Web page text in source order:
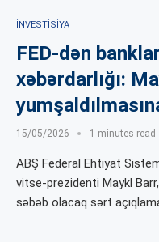
İNVESTISIYA
FED-dən
xəbərdarlığı:
15/05/2026 1 minutes read
ABŞ Federal Ehtiyat
vitse-prezidenti Maykl
səbəb olacaq sərt